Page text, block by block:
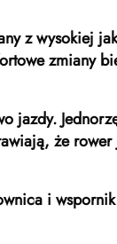
z wysokiej
zmiany
jazdy.
że
i